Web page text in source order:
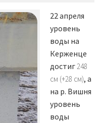
22 апреля
уровень
воды на
Керженце
достиг248
см (+28 см), а
на р. Вишня
уровень
воды